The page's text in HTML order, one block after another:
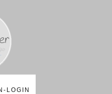
LOGIN